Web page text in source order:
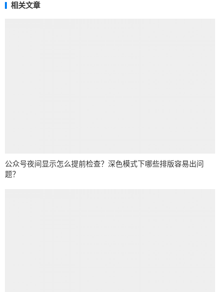
相关文章
公众号夜间显示怎么提前检查？深色模式下哪些排版容易出问
题？